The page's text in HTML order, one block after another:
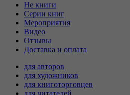
Не книги
Серии книг
Мероприятия
Видео
Отзывы
Доставка и оплата
для авторов
для художников
для книготорговцев
для читателей